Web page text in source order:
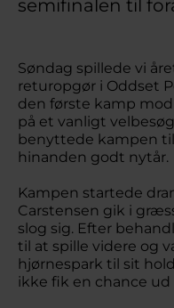
semifinalen til
Søndag spillede vi
returopgør i Oddset
den første kamp mod
på et vanligt
benyttede kampen
hinanden godt nytår.
Kampen startede
Carstensen gik i
slog sig. Efter
til at spille videre og
hjørnespark til sit
ikke fik en chance ud